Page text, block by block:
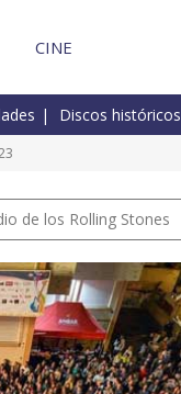
CINE
Discos históricos
de los Rolling Stones